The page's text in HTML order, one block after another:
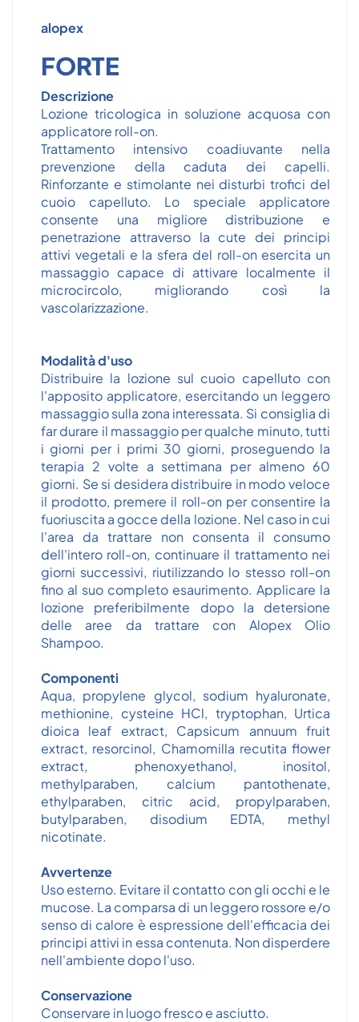
alopex
FORTE
Descrizione
Lozione tricologica in soluzione acquosa con
applicatore roll-on.
Trattamento intensivo coadiuvante nella
prevenzione della caduta dei capelli.
Rinforzante e stimolante nei disturbi trofici del
cuoio capelluto. Lo speciale applicatore
consente una migliore distribuzione e
penetrazione attraverso la cute dei principi
attivi vegetali e la sfera del roll-on esercita un
massaggio capace di attivare localmente il
microcircolo, migliorando così la
vascolarizzazione.
Modalità d'uso
Distribuire la lozione sul cuoio capelluto con
l'apposito applicatore, esercitando un leggero
massaggio sulla zona interessata. Si consiglia di
far durare il massaggio per qualche minuto, tutti
i giorni per i primi 30 giorni, proseguendo la
terapia 2 volte a settimana per almeno 60
giorni. Se si desidera distribuire in modo veloce
il prodotto, premere il roll-on per consentire la
fuoriuscita a gocce della lozione. Nel caso in cui
l'area da trattare non consenta il consumo
dell'intero roll-on, continuare il trattamento nei
giorni successivi, riutilizzando lo stesso roll-on
fino al suo completo esaurimento. Applicare la
lozione preferibilmente dopo la detersione
delle aree da trattare con Alopex Olio
Shampoo.
Componenti
Aqua, propylene glycol, sodium hyaluronate,
methionine, cysteine HCl, tryptophan, Urtica
dioica leaf extract, Capsicum annuum fruit
extract, resorcinol, Chamomilla recutita flower
extract, phenoxyethanol, inositol,
methylparaben, calcium pantothenate,
ethylparaben, citric acid, propylparaben,
butylparaben, disodium EDTA, methyl
nicotinate.
Avvertenze
Uso esterno. Evitare il contatto con gli occhi e le
mucose. La comparsa di un leggero rossore e/o
senso di calore è espressione dell'efficacia dei
principi attivi in essa contenuta. Non disperdere
nell'ambiente dopo l'uso.
Conservazione
Conservare in luogo fresco e asciutto.